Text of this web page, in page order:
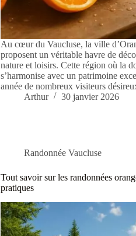
Au cœur du Vaucluse, la ville
proposent un véritable havre de
nature et loisirs. Cette région où la
s’harmonise avec un patrimoine
année de nombreux visiteurs
Arthur
30 janvier 2026
Randonnée Vaucluse
Tout savoir sur les randonnées
pratiques